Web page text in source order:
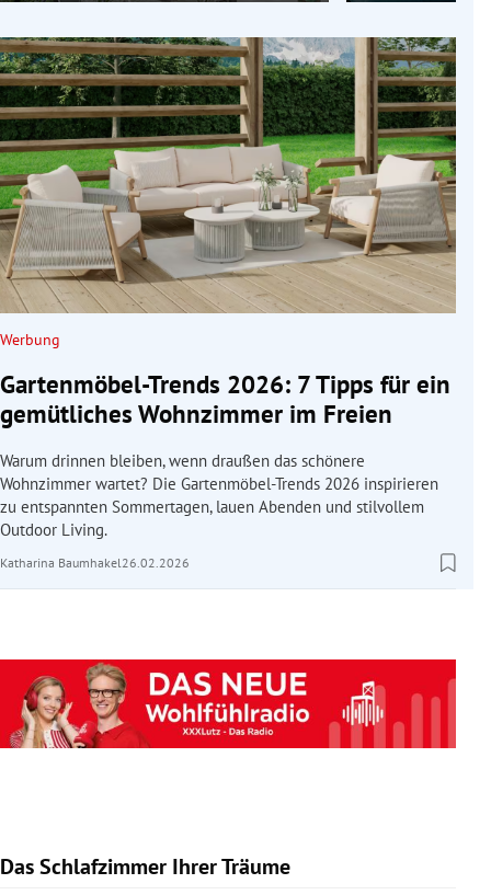
Werbung
Gartenmöbel-Trends 2026: 7 Tipps für ein
gemütliches Wohnzimmer im Freien
Warum drinnen bleiben, wenn draußen das schönere
Wohnzimmer wartet? Die Gartenmöbel-Trends 2026 inspirieren
zu entspannten Sommertagen, lauen Abenden und stilvollem
Outdoor Living.
Katharina Baumhakel26.02.2026
Das Schlafzimmer Ihrer Träume
Slide 1 von 10